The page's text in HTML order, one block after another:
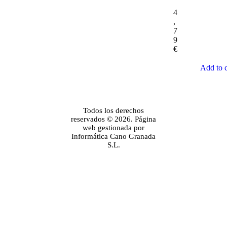
4
,
7
9
€
Add to
Todos los derechos
reservados © 2026. Página
web gestionada por
Informática Cano Granada
S.L.